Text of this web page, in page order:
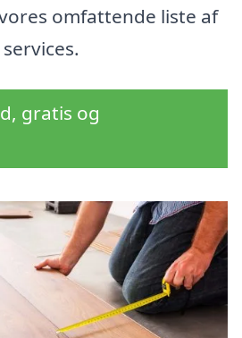
omfattende liste af
gratis og